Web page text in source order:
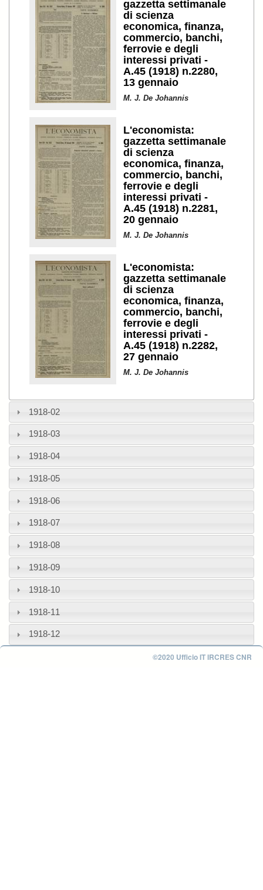
gazzetta settimanale
di scienza
economica, finanza,
commercio, banchi,
ferrovie e degli
interessi privati -
A.45 (1918) n.2280,
13 gennaio
M. J. De Johannis
L'economista:
gazzetta settimanale
di scienza
economica, finanza,
commercio, banchi,
ferrovie e degli
interessi privati -
A.45 (1918) n.2281,
20 gennaio
M. J. De Johannis
L'economista:
gazzetta settimanale
di scienza
economica, finanza,
commercio, banchi,
ferrovie e degli
interessi privati -
A.45 (1918) n.2282,
27 gennaio
M. J. De Johannis
1918-02
1918-03
1918-04
1918-05
1918-06
1918-07
1918-08
1918-09
1918-10
1918-11
1918-12
©2020 Ufficio IT IRCRES CNR